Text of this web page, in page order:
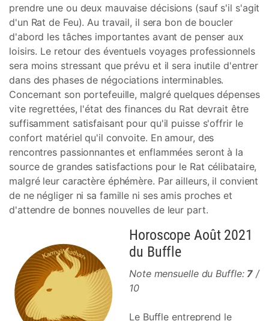
prendre une ou deux mauvaise décisions (sauf s'il s'agit
d'un Rat de Feu). Au travail, il sera bon de boucler
d'abord les tâches importantes avant de penser aux
loisirs. Le retour des éventuels voyages professionnels
sera moins stressant que prévu et il sera inutile d'entrer
dans des phases de négociations interminables.
Concernant son portefeuille, malgré quelques dépenses
vite regrettées, l'état des finances du Rat devrait être
suffisamment satisfaisant pour qu'il puisse s'offrir le
confort matériel qu'il convoite. En amour, des
rencontres passionnantes et enflammées seront à la
source de grandes satisfactions pour le Rat célibataire,
malgré leur caractère éphémère. Par ailleurs, il convient
de ne négliger ni sa famille ni ses amis proches et
d'attendre de bonnes nouvelles de leur part.
Horoscope Août 2021
du Buffle
Note mensuelle du Buffle: 7 /
10
Le Buffle entreprend le